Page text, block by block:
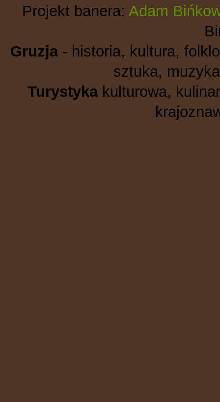
Projekt banera: Adam
Gruzja- historia, kultura,
sztuka,
Turystykakulturowa,